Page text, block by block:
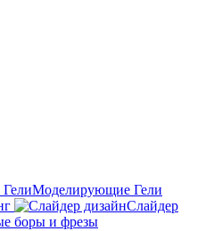
Моделирующие Гели
Слайдер
боры и фрезы